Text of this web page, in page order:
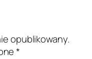
opublikowany.
*